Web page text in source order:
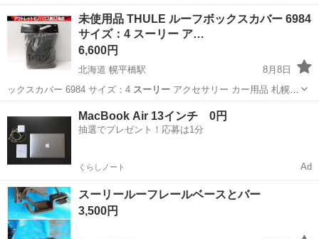
マザウェイ…江戸川区 船堀駅 ペアレンツドリーム
未使用品 THULE ルーフボックスカバー 6984
サイズ：4 スーリー ア…
6,600円
北海道 幌平橋駅
8月8日
ックスカバー 6984 サイズ：4 スーリーアクセサリー カー用品 札幌市
中…
その他
MacBook Air 13インチ 0円
抽選でプレゼント！応募は1分
くらしノート Ad
スーリールーフレールベースとバー
3,500円